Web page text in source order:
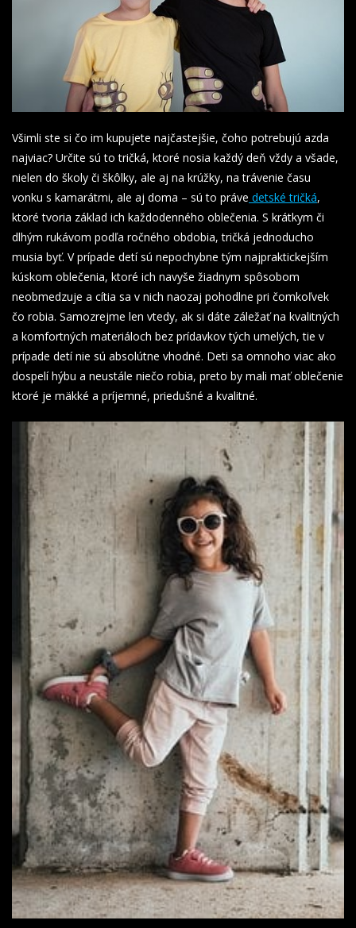
Všimli ste si čo im kupujete najčastejšie, čoho potrebujú azda
najviac? Určite sú to tričká, ktoré nosia každý deň vždy a všade,
nielen do školy či škôlky, ale aj na krúžky, na trávenie času
vonku s kamarátmi, ale aj doma – sú to práve detské tričká,
ktoré tvoria základ ich každodenného oblečenia. S krátkym či
dlhým rukávom podľa ročného obdobia, tričká jednoducho
musia byť. V prípade detí sú nepochybne tým najpraktickejším
kúskom oblečenia, ktoré ich navyše žiadnym spôsobom
neobmedzuje a cítia sa v nich naozaj pohodlne pri čomkoľvek
čo robia. Samozrejme len vtedy, ak si dáte záležať na kvalitných
a komfortných materiáloch bez prídavkov tých umelých, tie v
prípade detí nie sú absolútne vhodné. Deti sa omnoho viac ako
dospelí hýbu a neustále niečo robia, preto by mali mať oblečenie
ktoré je mäkké a príjemné, priedušné a kvalitné.